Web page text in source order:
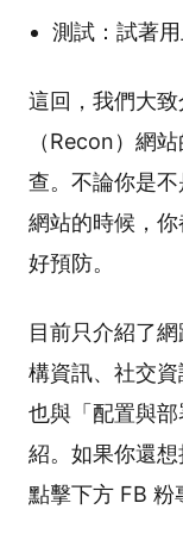
測試：試著
這回，我們大
（Recon）網
查。不論你是
網站的時候，
好預防。
目前只介紹了
構資訊、社交
也與「配置與
紹。如果你還
點擊下方 FB 粉